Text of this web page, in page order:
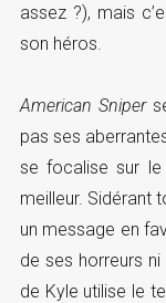
assez ?), mais
son héros.
American Sniper
pas ses
se focalise sur le
meilleur. Sidérant
un message en
de ses horreurs ni
de Kyle utilise le